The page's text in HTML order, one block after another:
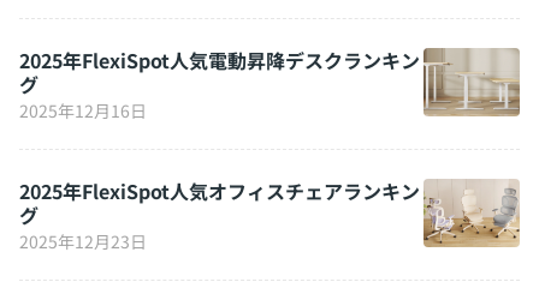
2025年FlexiSpot人気電動昇降デスクランキン
グ
2025年12月16日
2025年FlexiSpot人気オフィスチェアランキン
グ
2025年12月23日